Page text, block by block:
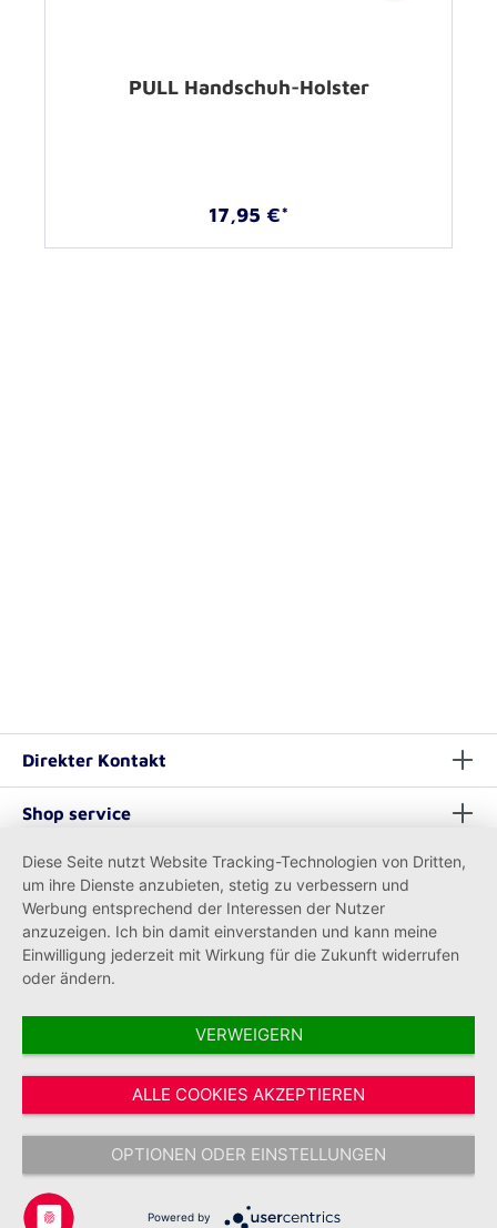
PULL Handschuh-Holster
17,95 €*
Direkter Kontakt
Shop service
Informationen
Vertrag widerrufen
* Alle Preise inkl. gesetzl. Mehrwertsteuer zzgl.Versandkostenund ggf.
Nachnahmegebühren, wenn nicht anders angegeben.
Copyright © 2026 Johanniter-Unfall-Hilfe e.V. - Alle Rechte
vorbehalten.
Diese Seite nutzt Website Tracking-Technologien von Dritten,
um ihre Dienste anzubieten, stetig zu verbessern und
Werbung entsprechend der Interessen der Nutzer
anzuzeigen. Ich bin damit einverstanden und kann meine
Einwilligung jederzeit mit Wirkung für die Zukunft widerrufen
oder ändern.
VERWEIGERN
ALLE COOKIES AKZEPTIEREN
OPTIONEN ODER EINSTELLUNGEN
Powered by